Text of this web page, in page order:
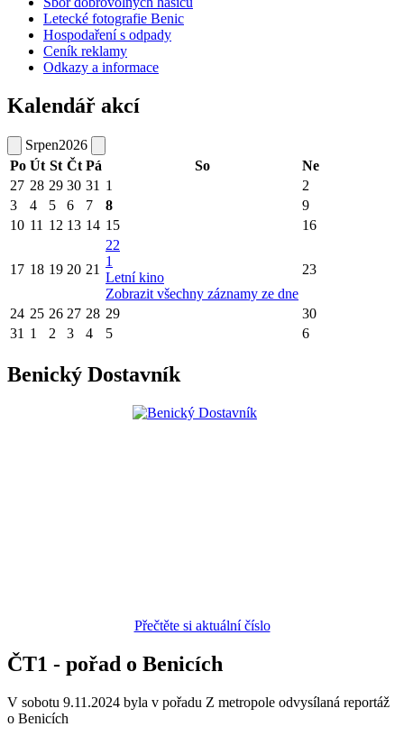
Letecké fotografie Benic
Hospodaření s odpady
Ceník reklamy
Odkazy a informace
Kalendář akcí
Srpen2026
Po Út St Čt Pá So
Ne
27 28 29 30 31 1
2
3
4 5 6 7 8
9
10 11 12 13 14 15 16
17 18 19 20 21
22
1
Letní kino
Zobrazit všechny záznamy ze dne
23
24 25 26 27 28 29
30
31 1 2 3 4 5 6
Benický Dostavník
Přečtěte si aktuální číslo
ČT1 - pořad o Benicích
V sobotu 9.11.2024 byla v pořadu Z metropole odvysílaná reportáž
o Benicích